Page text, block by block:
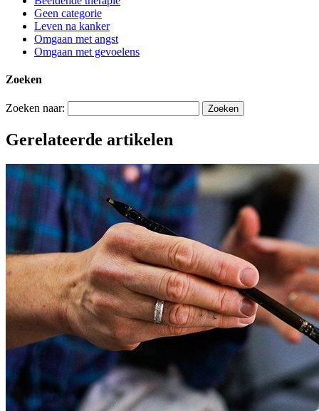
Geen categorie
Leven na kanker
Omgaan met angst
Omgaan met gevoelens
Zoeken
Zoeken naar:
Gerelateerde artikelen